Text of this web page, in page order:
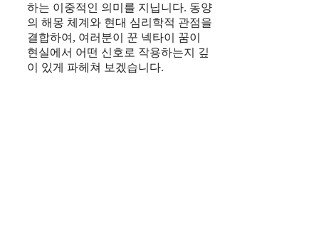
하는 이중적인 의미를 지닙니다. 동양
의 해몽 체계와 현대 심리학적 관점을
결합하여, 여러분이 꾼 넥타이 꿈이
현실에서 어떤 신호로 작용하는지 깊
이 있게 파헤쳐 보겠습니다.